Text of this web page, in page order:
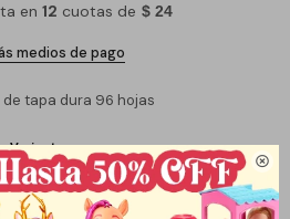

en 12 cuotas de $ 24
medios de pago
de tapa dura 96 hojas
Variantes: